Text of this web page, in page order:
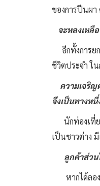
ของการปีนผา
จะหลงเหลื
อีกทั้งการย
ชีวิตประจำ ใ
ความเจริ
จึงเป็นทางห
นักท่องเที่ย
เป็นชาวต่าง
ลูกค้าส่ว
หากได้ล